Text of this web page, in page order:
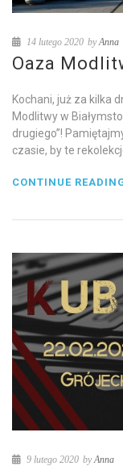
14 lutego 2020 byAnna
Oaza
Kochani, już za kilka
Modlitwy w
drugiego”!
czasie, by te
CONTINUE
9 lutego 2020 byAnna